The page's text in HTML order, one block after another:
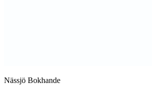
Nässjö Bokhande